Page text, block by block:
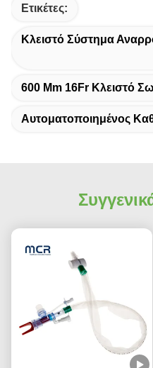
Ετικέτες:
Κλειστό Σύστημα
600 Mm 16Fr Κλειστό
Αυτοματοποιημένος